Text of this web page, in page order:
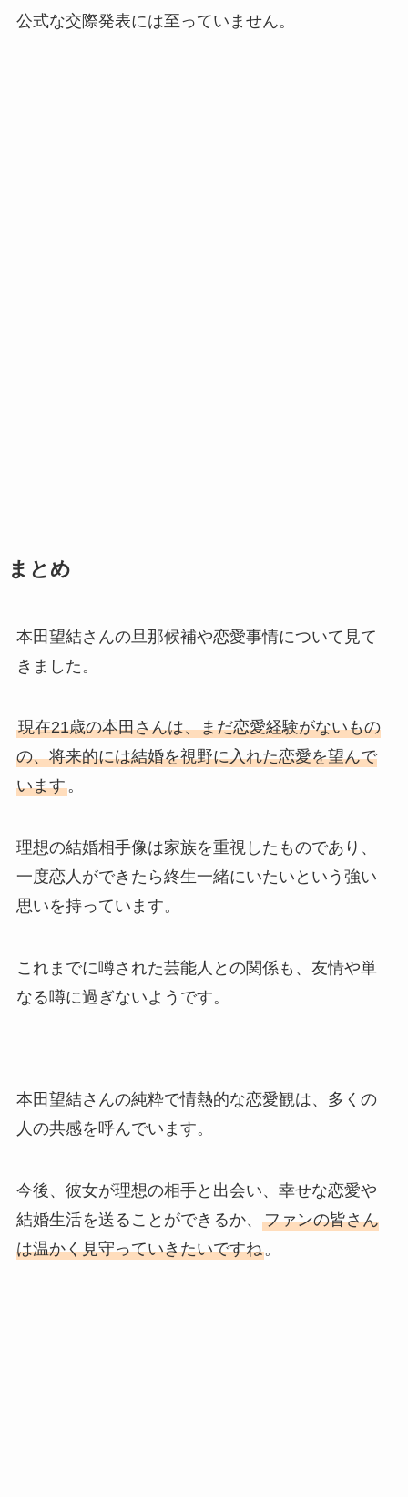
公式な交際発表には至っていません。
まとめ
本田望結さんの旦那候補や恋愛事情について見て
きました。
現在21歳の本田さんは、まだ恋愛経験がないもの
の、将来的には結婚を視野に入れた恋愛を望んで
います。
理想の結婚相手像は家族を重視したものであり、
一度恋人ができたら終生一緒にいたいという強い
思いを持っています。
これまでに噂された芸能人との関係も、友情や単
なる噂に過ぎないようです。
本田望結さんの純粋で情熱的な恋愛観は、多くの
人の共感を呼んでいます。
今後、彼女が理想の相手と出会い、幸せな恋愛や
結婚生活を送ることができるか、 ファンの皆さん
は温かく見守っていきたいですね。